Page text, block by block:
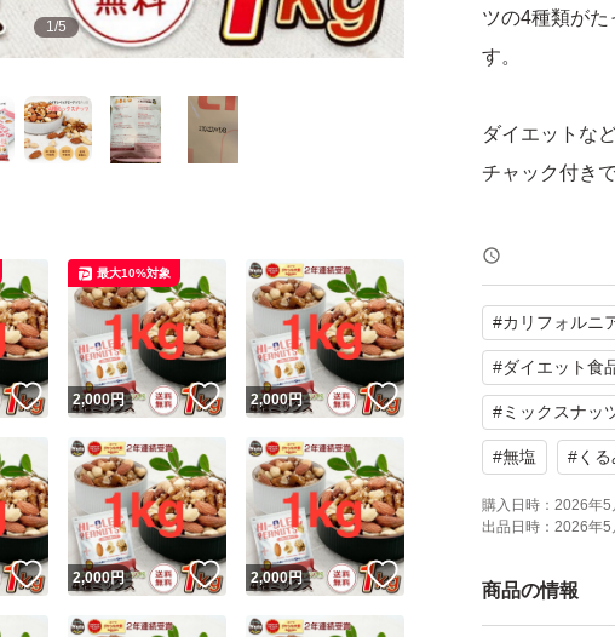
1/5
ツの4種類が
す。
ダイエットな
チャック付き
ミックスナッ
素をバランス
す。
・くるみ：オ
・アーモンド
・ピーナッツ
#カリフォルニ
#ダイエット食
#ミックスナッ
#無塩 #くる
購入日時： 2026年5
出品日時： 2026年5
商品の情報
いいね！
2,000円 いいね！
最大10%対象
2,000円 いいね！
いいね！
2,000円 いいね！
2,000円 いいね！